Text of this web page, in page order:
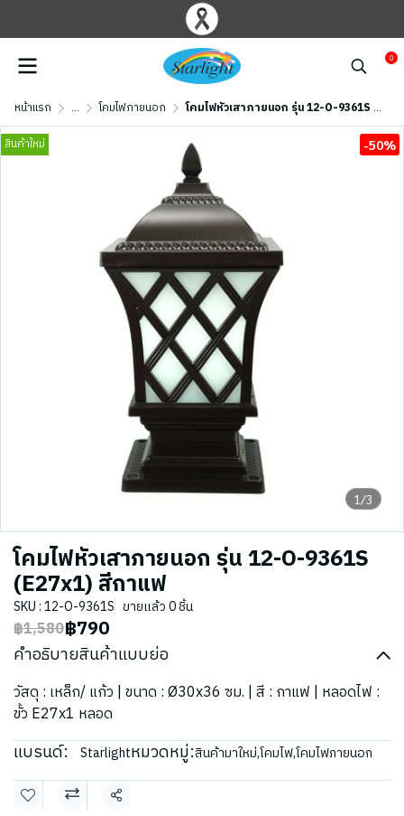
0
หน้าแรก ... โคมไฟภายนอก โคมไฟหัวเสาภายนอก รุ่น 12-O-9361S (E27x1) สีกาแฟ
1/3
สินค้าใหม่ -50%
โคมไฟหัวเสาภายนอก รุ่น 12-O-9361S
(E27x1) สีกาแฟ
SKU : 12-O-9361S ขายแล้ว 0 ชิ้น
฿1,580฿790
คำอธิบายสินค้าแบบย่อ
วัสดุ : เหล็ก/ แก้ว | ขนาด : Ø30x36 ซม. | สี : กาแฟ | หลอดไฟ :
ขั้ว E27x1 หลอด
แบรนด์: Starlightหมวดหมู่:สินค้ามาใหม่,โคมไฟ,โคมไฟภายนอก
แชร์